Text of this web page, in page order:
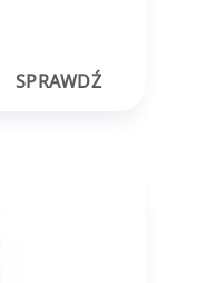
SPRAWDŹ